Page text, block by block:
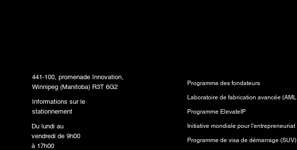
441-100, promenade Innovation,
Winnipeg (Manitoba) R3T 6G2
Informations sur le
stationnement
Du lundi au
vendredi de 9h00
à 17h00
Programme des fondateurs
Programme ElevateIP
Programme de visa de démarrage (SUV)